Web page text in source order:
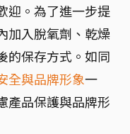
迎。為了進一步提
加入脫氧劑、乾燥
的保存方式。如同
全與品牌形象一
產品保護與品牌形